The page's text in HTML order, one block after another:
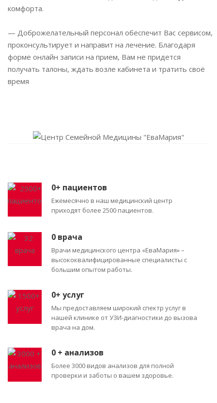
комфорта.
— Доброжелательный персонал обеспечит Вас сервисом,
проконсультирует и направит на лечение. Благодаря
форме онлайн записи на прием, Вам не придется
получать талоны, ждать возле кабинета и тратить своё
время
0+ пациентов
Ежемесячно в наш медицинский центр
приходят более 2500 пациентов.
0 врача
Врачи медицинского центра «ЕваМария» –
высококвалифицированные специалисты с
большим опытом работы.
0+ услуг
Мы предоставляем широкий спектр услуг в
нашей клинике от УЗИ-диагностики до вызова
врача на дом.
0 + анализов
Более 3000 видов анализов для полной
проверки и заботы о вашем здоровье.